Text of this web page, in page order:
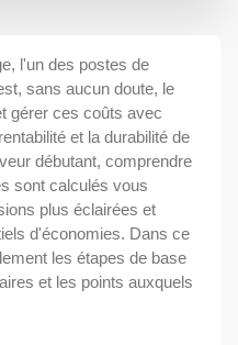
l'un des postes de
sans aucun doute, le
gérer ces coûts avec
et la durabilité de
débutant, comprendre
sont calculés vous
plus éclairées et
d'économies. Dans ce
les étapes de base
et les points auxquels